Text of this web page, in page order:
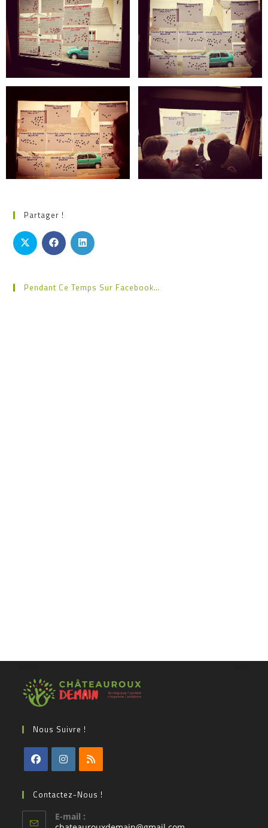
Partager !
Pendant Ce Temps Sur Facebook…
Nous Suivre !
Contactez-Nous !
E-mail :